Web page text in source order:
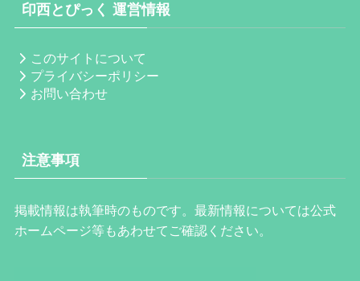
印西とぴっく 運営情報
このサイトについて
プライバシーポリシー
お問い合わせ
注意事項
掲載情報は執筆時のものです。最新情報については公式
ホームページ等もあわせてご確認ください。